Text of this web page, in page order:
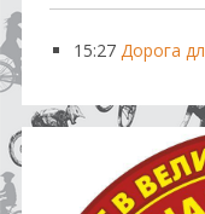
15:27 Дорога